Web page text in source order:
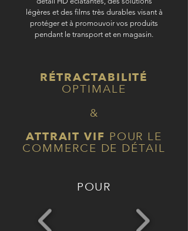
légères et des films très durables visant à
protéger et à promouvoir vos produits
pendant le transport et en magasin.
RÉTRACTABILITÉ
OPTIMALE
&
ATTRAIT VIF POUR LE
COMMERCE DE DÉTAIL
POUR